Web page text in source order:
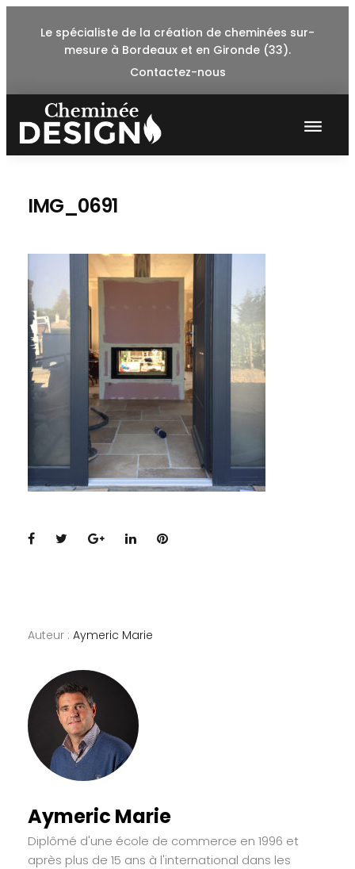
Le spécialiste de la création de cheminées sur-
mesure à Bordeaux et en Gironde (33).
Contactez-nous
IMG_0691
Facebook
TwitterGoogle+
LinkedInPinterest
Auteur : Aymeric Marie
Aymeric Marie
Diplômé d'une école de commerce en 1996 et
après plus de 15 ans à l'international dans les